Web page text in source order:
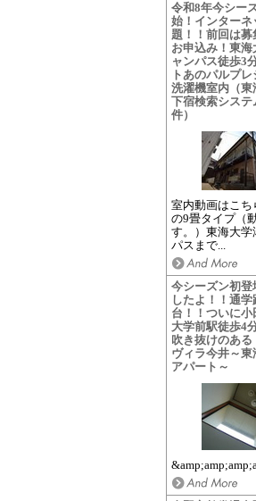
令和8年今シー
始！インターネ
題！！前回は募
お申込み！東海
ャンパス徒歩3
トあのパルプ
洗濯機室内（東
下宿検索システ
件）
室内動画はこち
の9畳タイプ（
す。）東海大学
パスまで...
今シーズン初登
したよ！！通学
台！！ついに小
大学前駅徒歩4
吹き抜けのある
ヴィラ今井～東
アパート～